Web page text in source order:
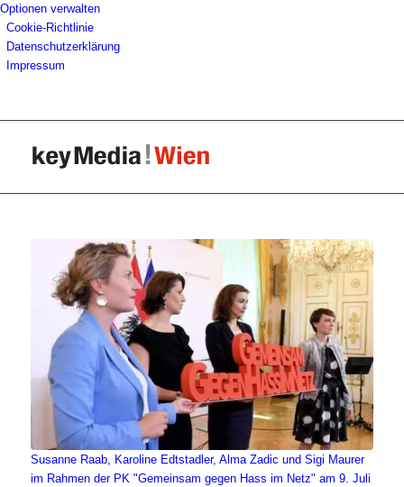
Optionen verwalten
Cookie-Richtlinie
Datenschutzerklärung
Impressum
Susanne Raab, Karoline Edtstadler, Alma Zadic und Sigi Maurer
im Rahmen der PK "Gemeinsam gegen Hass im Netz" am 9. Juli